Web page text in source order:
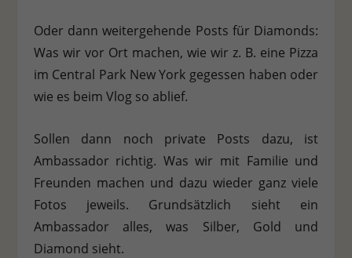
Oder dann weitergehende Posts für Diamonds:
Was wir vor Ort machen, wie wir z. B. eine Pizza
im Central Park New York gegessen haben oder
wie es beim Vlog so ablief.
Sollen dann noch private Posts dazu, ist
Ambassador richtig. Was wir mit Familie und
Freunden machen und dazu wieder ganz viele
Fotos jeweils. Grundsätzlich sieht ein
Ambassador alles, was Silber, Gold und
Diamond sieht.
Cookie-Informationen anzeigen
Datenschutzerklärung Impressum